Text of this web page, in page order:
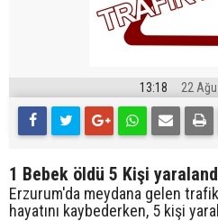
13:18 22
1 Bebek öldü 5 Kişi
Erzurum'da meydana gelen
hayatını kaybederken, 5 kişi